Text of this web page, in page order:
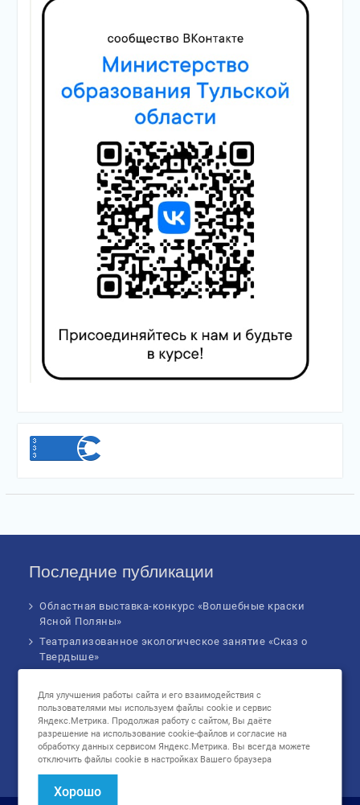
Последние публикации
Областная выставка-конкурс «Волшебные краски
Ясной Поляны»
Театрализованное экологическое занятие «Сказ о
Твердыше»
форума
Музыкальное бинго!
Познавательное занятие «В сердце России: флаг
родной страны», посвященное Дню
государственного флага Российской Федерации
Для улучшения работы сайта и его взаимодействия с
пользователями мы используем файлы cookie и сервис
Яндекс.Метрика. Продолжая работу с сайтом, Вы даёте
разрешение на использование cookie-файлов и согласие на
обработку данных сервисом Яндекс.Метрика. Вы всегда можете
отключить файлы cookie в настройках Вашего браузера
Хорошо